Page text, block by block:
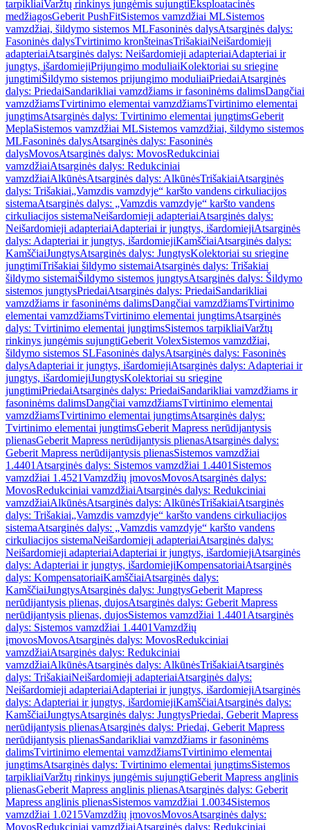
tarpikliaiVaržtų rinkinys jungėmis sujungtiEksploatacinės
medžiagosGeberit PushFitSistemos vamzdžiai MLSistemos
vamzdžiai, šildymo sistemos MLFasoninės dalysAtsarginės dalys:
Fasoninės dalysTvirtinimo kronšteinasTrišakiaiNeišardomieji
adapteriaiAtsarginės dalys: Neišardomieji adapteriaiAdapteriai ir
jungtys, išardomiejiPrijungimo moduliaiKolektoriai su sriegine
jungtimiŠildymo sistemos prijungimo moduliaiPriedaiAtsarginės
dalys: PriedaiSandarikliai vamzdžiams ir fasoninėms dalimsDangčiai
vamzdžiamsTvirtinimo elementai vamzdžiamsTvirtinimo elementai
jungtimsAtsarginės dalys: Tvirtinimo elementai jungtimsGeberit
MeplaSistemos vamzdžiai MLSistemos vamzdžiai, šildymo sistemos
MLFasoninės dalysAtsarginės dalys: Fasoninės
dalysMovosAtsarginės dalys: MovosRedukciniai
vamzdžiaiAtsarginės dalys: Redukciniai
vamzdžiaiAlkūnėsAtsarginės dalys: AlkūnėsTrišakiaiAtsarginės
dalys: Trišakiai„Vamzdis vamzdyje“ karšto vandens cirkuliacijos
sistemaAtsarginės dalys: „Vamzdis vamzdyje“ karšto vandens
cirkuliacijos sistemaNeišardomieji adapteriaiAtsarginės dalys:
Neišardomieji adapteriaiAdapteriai ir jungtys, išardomiejiAtsarginės
dalys: Adapteriai ir jungtys, išardomiejiKamščiaiAtsarginės dalys:
KamščiaiJungtysAtsarginės dalys: JungtysKolektoriai su sriegine
jungtimiTrišakiai šildymo sistemaiAtsarginės dalys: Trišakiai
šildymo sistemaiŠildymo sistemos jungtysAtsarginės dalys: Šildymo
sistemos jungtysPriedaiAtsarginės dalys: PriedaiSandarikliai
vamzdžiams ir fasoninėms dalimsDangčiai vamzdžiamsTvirtinimo
elementai vamzdžiamsTvirtinimo elementai jungtimsAtsarginės
dalys: Tvirtinimo elementai jungtimsSistemos tarpikliaiVaržtų
rinkinys jungėmis sujungtiGeberit VolexSistemos vamzdžiai,
šildymo sistemos SLFasoninės dalysAtsarginės dalys: Fasoninės
dalysAdapteriai ir jungtys, išardomiejiAtsarginės dalys: Adapteriai ir
jungtys, išardomiejiJungtysKolektoriai su sriegine
jungtimiPriedaiAtsarginės dalys: PriedaiSandarikliai vamzdžiams ir
fasoninėms dalimsDangčiai vamzdžiamsTvirtinimo elementai
vamzdžiamsTvirtinimo elementai jungtimsAtsarginės dalys:
Tvirtinimo elementai jungtimsGeberit Mapress nerūdijantysis
plienasGeberit Mapress nerūdijantysis plienasAtsarginės dalys:
Geberit Mapress nerūdijantysis plienasSistemos vamzdžiai
1.4401 Atsarginės dalys: Sistemos vamzdžiai 1.4401 Sistemos
vamzdžiai 1.4521Vamzdžių įmovosMovosAtsarginės dalys:
MovosRedukciniai vamzdžiaiAtsarginės dalys: Redukciniai
vamzdžiaiAlkūnėsAtsarginės dalys: AlkūnėsTrišakiaiAtsarginės
dalys: Trišakiai„Vamzdis vamzdyje“ karšto vandens cirkuliacijos
sistemaAtsarginės dalys: „Vamzdis vamzdyje“ karšto vandens
cirkuliacijos sistemaNeišardomieji adapteriaiAtsarginės dalys:
Neišardomieji adapteriaiAdapteriai ir jungtys, išardomiejiAtsarginės
dalys: Adapteriai ir jungtys, išardomiejiKompensatoriaiAtsarginės
dalys: KompensatoriaiKamščiaiAtsarginės dalys:
KamščiaiJungtysAtsarginės dalys: JungtysGeberit Mapress
nerūdijantysis plienas, dujosAtsarginės dalys: Geberit Mapress
nerūdijantysis plienas, dujosSistemos vamzdžiai 1.4401 Atsarginės
dalys: Sistemos vamzdžiai 1.4401Vamzdžių
įmovosMovosAtsarginės dalys: MovosRedukciniai
vamzdžiaiAtsarginės dalys: Redukciniai
vamzdžiaiAlkūnėsAtsarginės dalys: AlkūnėsTrišakiaiAtsarginės
dalys: TrišakiaiNeišardomieji adapteriaiAtsarginės dalys:
Neišardomieji adapteriaiAdapteriai ir jungtys, išardomiejiAtsarginės
dalys: Adapteriai ir jungtys, išardomiejiKamščiaiAtsarginės dalys:
KamščiaiJungtysAtsarginės dalys: JungtysPriedai, Geberit Mapress
nerūdijantysis plienasAtsarginės dalys: Priedai, Geberit Mapress
nerūdijantysis plienasSandarikliai vamzdžiams ir fasoninėms
dalimsTvirtinimo elementai vamzdžiamsTvirtinimo elementai
jungtimsAtsarginės dalys: Tvirtinimo elementai jungtimsSistemos
tarpikliaiVaržtų rinkinys jungėmis sujungtiGeberit Mapress anglinis
plienasGeberit Mapress anglinis plienasAtsarginės dalys: Geberit
Mapress anglinis plienasSistemos vamzdžiai 1.0034Sistemos
vamzdžiai 1.0215Vamzdžių įmovosMovosAtsarginės dalys:
MovosRedukciniai vamzdžiaiAtsarginės dalys: Redukciniai